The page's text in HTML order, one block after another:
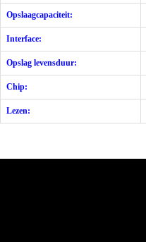
Opslaagcapaciteit:
Interface:
Opslag levensduur:
Chip:
Lezen: